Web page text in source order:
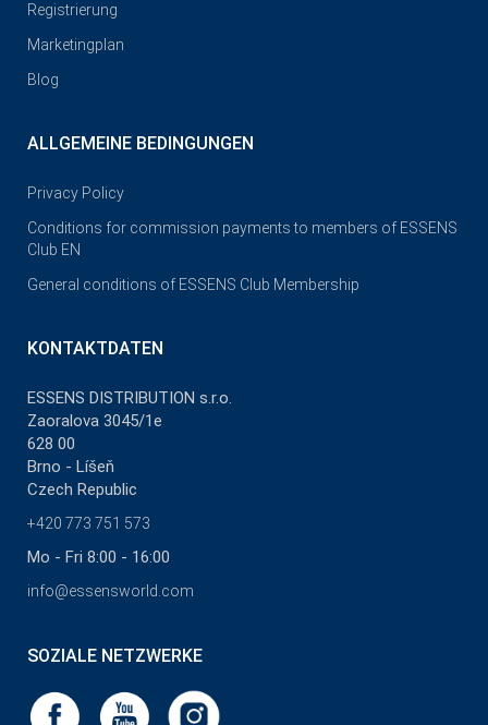
Registrierung
Marketingplan
Blog
ALLGEMEINE BEDINGUNGEN
Privacy Policy
Conditions for commission payments to members of ESSENS
Club EN
General conditions of ESSENS Club Membership
KONTAKTDATEN
ESSENS DISTRIBUTION s.r.o.
Zaoralova 3045/1e
628 00
Brno - Líšeň
Czech Republic
+420 773 751 573
Mo - Fri 8:00 - 16:00
info@essensworld.com
SOZIALE NETZWERKE